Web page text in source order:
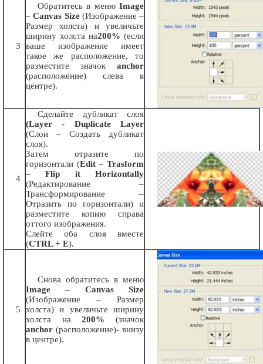
3
Обратитесь в меню Image
–Canvas Size(Изображение –
Размер холста) и увеличьте
ширину холста на200% (если
ваше изображение имеет
такое же расположение, то
разместите значок anchor
(расположение) слева в
центре).
4
Сделайте дубликат слоя
(Layer - Duplicate Layer
(Слои – Создать дубликат
слоя).
Затем отразите по
горизонтали (Edit–Trasform
–Flip it Horizontally
(Редактирование –
Трансформирование –
Отразить по горизонтали) и
разместите копию справа
оттого изображения.
Слейте оба слоя вместе
(CTRL + Е).
5
Снова обратитесь в меню
Image– Canvas Size
(Изображение – Размер
холста) и увеличьте ширину
холста на200%(значок
anchor (расположение)- внизу
в центре).